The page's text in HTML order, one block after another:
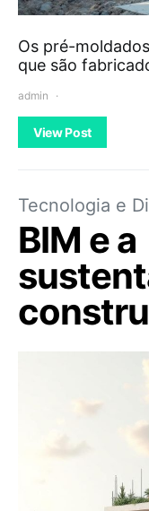
Os pré-
que são
admin
View Post
Tecnologia e
BIM e a